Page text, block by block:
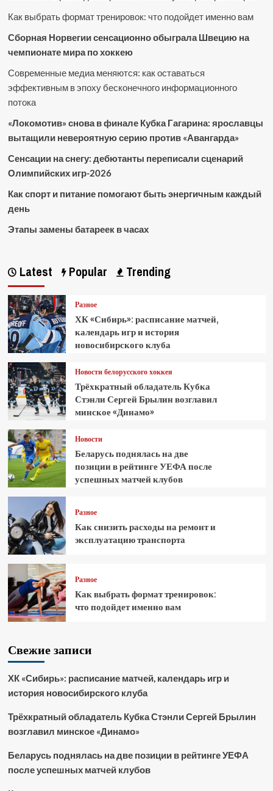
Как выбрать формат тренировок: что подойдет именно вам
Сборная Норвегии сенсационно обыграла Швецию на
чемпионате мира по хоккею
Современные медиа меняются: как оставаться
эффективным в эпоху бесконечного информационного
потока
«Локомотив» снова в финале Кубка Гагарина: ярославцы
вытащили невероятную серию против «Авангарда»
Сенсации на снегу: дебютанты переписали сценарий
Олимпийских игр-2026
Как спорт и питание помогают быть энергичным каждый
день
Этапы замены батареек в часах
Latest Popular Trending
Разное
ХК «Сибирь»: расписание матчей,
календарь игр и история
новосибирского клуба
Новости белорусского хоккея
Трёхкратный обладатель Кубка
Стэнли Сергей Брылин возглавил
минское «Динамо»
Новости
Беларусь поднялась на две
позиции в рейтинге УЕФА после
успешных матчей клубов
Разное
Как снизить расходы на ремонт и
эксплуатацию транспорта
Разное
Как выбрать формат тренировок:
что подойдет именно вам
Свежие записи
ХК «Сибирь»: расписание матчей, календарь игр и
история новосибирского клуба
Трёхкратный обладатель Кубка Стэнли Сергей Брылин
возглавил минское «Динамо»
Беларусь поднялась на две позиции в рейтинге УЕФА
после успешных матчей клубов